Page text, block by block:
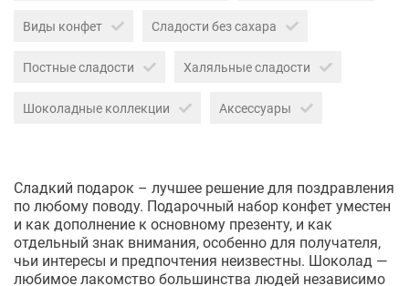
Виды конфет Сладости без сахара
Постные сладости Халяльные сладости
Шоколадные коллекции Аксессуары
Сладкий подарок – лучшее решение для поздравления
по любому поводу. Подарочный набор конфет уместен
и как дополнение к основному презенту, и как
отдельный знак внимания, особенно для получателя,
чьи интересы и предпочтения неизвестны. Шоколад —
любимое лакомство большинства людей независимо